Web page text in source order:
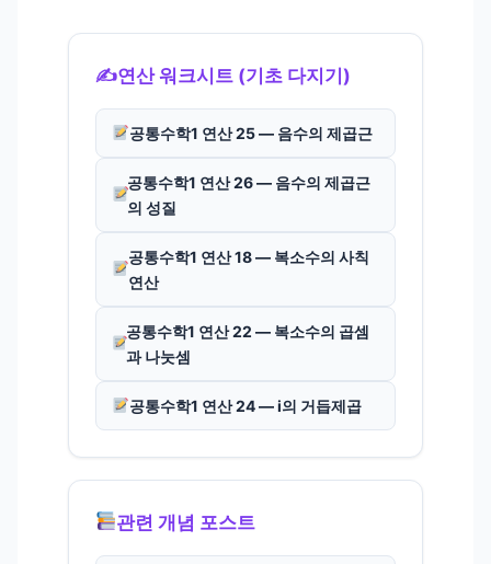
✍️연산 워크시트 (기초 다지기)
공통수학1 연산 25 — 음수의 제곱근
공통수학1 연산 26 — 음수의 제곱근
의 성질
공통수학1 연산 18 — 복소수의 사칙
연산
공통수학1 연산 22 — 복소수의 곱셈
과 나눗셈
공통수학1 연산 24 — i의 거듭제곱
관련 개념 포스트